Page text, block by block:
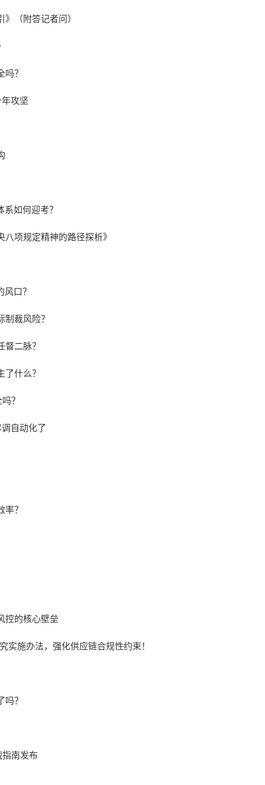
（附答记者问）
？
攻坚
如何迎考？
项规定精神的路径探析》
口？
裁风险？
二脉？
什么？
？
自动化了
？
控的核心壁垒
施办法，强化供应链合规性约束！
？
南发布